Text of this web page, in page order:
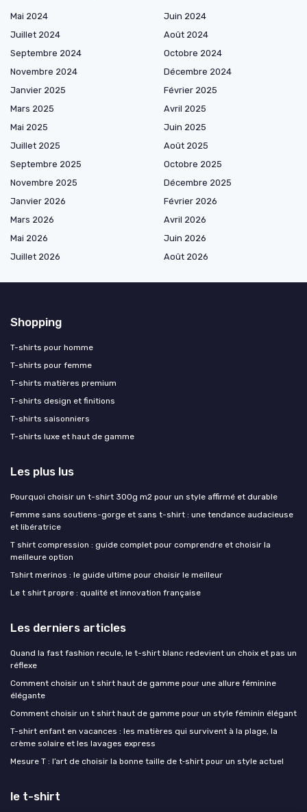
Mai 2024
Juin 2024
Juillet 2024
Août 2024
Septembre 2024
Octobre 2024
Novembre 2024
Décembre 2024
Janvier 2025
Février 2025
Mars 2025
Avril 2025
Mai 2025
Juin 2025
Juillet 2025
Août 2025
Septembre 2025
Octobre 2025
Novembre 2025
Décembre 2025
Janvier 2026
Février 2026
Mars 2026
Avril 2026
Mai 2026
Juin 2026
Juillet 2026
Août 2026
Shopping
T-shirts pour homme
T-shirts pour femme
T-shirts matières premium
T-shirts design et finitions
T-shirts saisonniers
T-shirts luxe et haut de gamme
Les plus lus
Pourquoi choisir un t-shirt 300g m2 pour un style affirmé et durable
Femme sans soutiens-gorge et sans t-shirt : une tendance audacieuse
et libératrice
T shirt compression : guide complet pour comprendre et choisir la
meilleure option
Tshirt merinos : le guide ultime pour choisir le meilleur
Le t shirt propre : qualité et innovation française
Les derniers articles
Quand la fast fashion recule, le t-shirt blanc redevient un choix et pas un
réflexe
Comment choisir un t shirt haut de gamme pour une allure féminine
élégante
Comment choisir un t shirt haut de gamme pour un style féminin élégant
T-shirt enfant en vacances : les matières qui survivent à la plage, la
crème solaire et les lavages express
Mesure T : l’art de choisir la bonne taille de t‑shirt pour un style actuel
le t-shirt